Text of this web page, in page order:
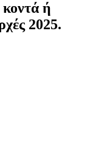
ή
2025.